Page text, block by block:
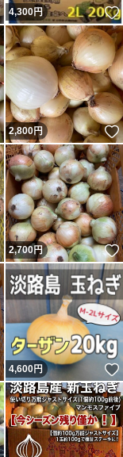
いいね！
4,300円
いいね！
2,800円
いいね！
2,700円
いいね！
4,600円